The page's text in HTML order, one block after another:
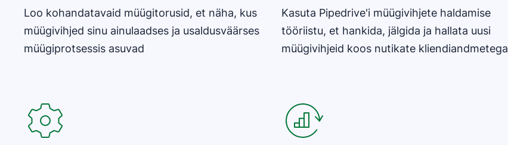
Loo kohandatavaid müügitorusid, et näha, kus
müügivihjed sinu ainulaadses ja usaldusväärses
müügiprotsessis asuvad
Kasuta Pipedrive'i müügivihjete haldamise
tööriistu, et hankida, jälgida ja hallata uusi
müügivihjeid koos nutikate kliendiandmetega